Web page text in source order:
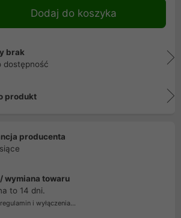
Dodaj do koszyka
brak
dostępność
produkt
producenta
wymiana towaru
to 14 dni.
i wyłączenia...